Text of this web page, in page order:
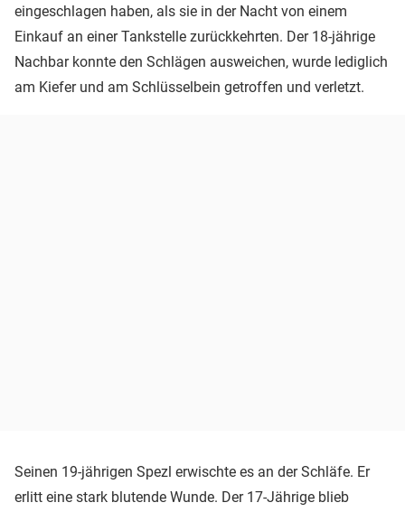
eingeschlagen haben, als sie in der Nacht von einem
Einkauf an einer Tankstelle zurückkehrten. Der 18-jährige
Nachbar konnte den Schlägen ausweichen, wurde lediglich
am Kiefer und am Schlüsselbein getroffen und verletzt.
Seinen 19-jährigen Spezl erwischte es an der Schläfe. Er
erlitt eine stark blutende Wunde. Der 17-Jährige blieb